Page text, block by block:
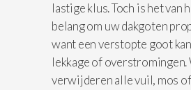
lastige klus. Toch is het van
belang om uw dakgoten
want een verstopte goot
lekkage of overstromingen.
verwijderen alle vuil, mos